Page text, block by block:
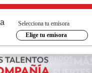
Selecciona tu emisora
Elige tu emisora